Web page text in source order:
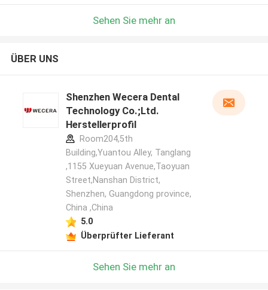
Sehen Sie mehr an
ÜBER UNS
Shenzhen Wecera Dental
Technology Co.;Ltd.
Herstellerprofil
Room204,5th
Building,Yuantou Alley, Tanglang
,1155 Xueyuan Avenue,Taoyuan
Street,Nanshan District,
Shenzhen, Guangdong province,
China ,China
5.0
Überprüfter Lieferant
Sehen Sie mehr an